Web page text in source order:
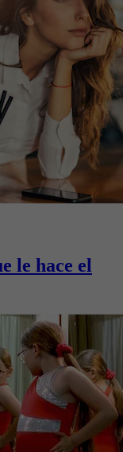
le hace el